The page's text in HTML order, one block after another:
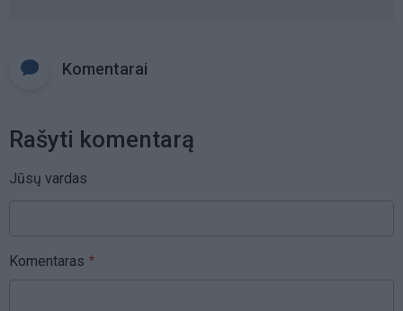
Komentarai
Rašyti komentarą
Jūsų vardas
Komentaras